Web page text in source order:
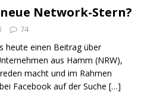
Network-Stern?
74
heute einen Beitrag über
aus Hamm (NRW),
macht und im Rahmen
Facebook auf der Suche […]